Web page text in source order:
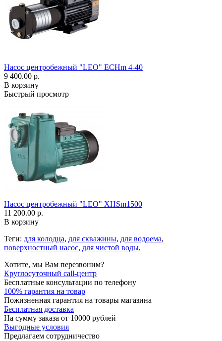
Насос центробежный "LEO" ECHm 4-40
9 400.00 р.
В корзину
Быстрый просмотр
Насос центробежный "LEO" XHSm1500
11 200.00 р.
В корзину
Теги: для колодца, для скважины, для водоема,
поверхностный насос, для чистой воды,
Хотите, мы Вам перезвоним?
Круглосуточный call-центр
Бесплатные консультации по телефону
100% гарантия на товар
Пожизненная гарантия на товары магазина
Бесплатная доставка
На сумму заказа от 10000 рублей
Выгодные условия
Предлагаем сотрудничество